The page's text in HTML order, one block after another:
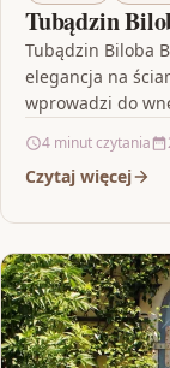
Tubądzin
Tubądzin Biloba
elegancja na
wprowadzi do
4 minut czytania
Czytaj więcej